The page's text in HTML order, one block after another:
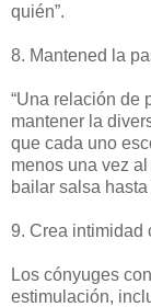
quién”.
8. Mantened la
“Una relación de
mantener la
que cada uno
menos una vez
bailar salsa
9. Crea intimidad
Los cónyuges
estimulación,